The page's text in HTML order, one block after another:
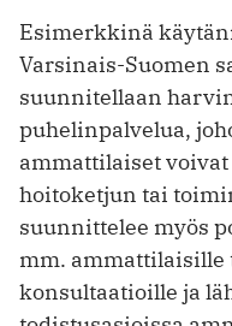
Esimerkkinä
Varsinais-Suomen
suunnitellaan
puhelinpalvelua,
ammattilaiset
hoitoketjun tai
suunnittelee myös
mm. ammattilaisille
konsultaatioille ja